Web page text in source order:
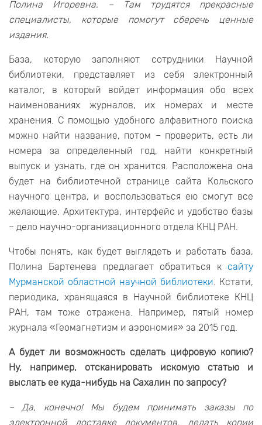
Полина Игоревна. – Там трудятся прекрасные
специалисты, которые помогут сберечь ценные
издания.
База, которую заполняют сотрудники Научной
библиотеки, представляет из себя электронный
каталог, в который войдет информация обо всех
наименованиях журналов, их номерах и месте
хранения. С помощью удобного алфавитного поиска
можно найти название, потом – проверить, есть ли
номера за определенный год, найти конкретный
выпуск и узнать, где он хранится. Расположена она
будет на библиотечной странице сайта Кольского
научного центра, и воспользоваться ею смогут все
желающие. Архитектура, интерфейс и удобство базы
– дело научно-организационного отдела КНЦ РАН.
Чтобы понять, как будет выглядеть и работать база,
Полина Бартенева предлагает обратиться к сайту
Мурманской областной научной библиотеки. Кстати,
периодика, хранящаяся в Научной библиотеке КНЦ
РАН, там тоже отражена. Например, пятый номер
журнала «Геомагнетизм и аэрономия» за 2015 год.
А будет ли возможность сделать цифровую копию?
Ну, например, отсканировать искомую статью и
выслать ее куда-нибудь на Сахалин по запросу?
– Да, конечно! Мы будем принимать заказы по
электронной доставке документов, делать копии